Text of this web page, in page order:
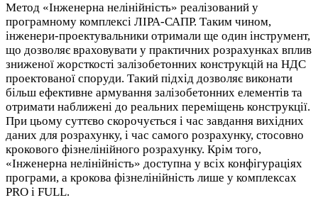
Метод «Інженерна нелінійність» реалізований у
програмному комплексі ЛІРА-САПР. Таким чином,
інженери-проектувальники отримали ще один інструмент,
що дозволяє враховувати у практичних розрахунках вплив
зниженої жорсткості залізобетонних конструкцій на НДС
проектованої споруди. Такий підхід дозволяє виконати
більш ефективне армування залізобетонних елементів та
отримати наближені до реальних переміщень конструкції.
При цьому суттєво скорочується і час завдання вихідних
даних для розрахунку, і час самого розрахунку, стосовно
крокового фізнелінійного розрахунку. Крім того,
«Інженерна нелінійність» доступна у всіх конфігураціях
програми, а крокова фізнелінійність лише у комплексах
PRO і FULL.